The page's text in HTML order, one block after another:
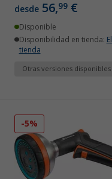
desde 56,99 €
Disponible
Disponibilidad en tienda:
tienda
Otras versiones disponibles
-5%